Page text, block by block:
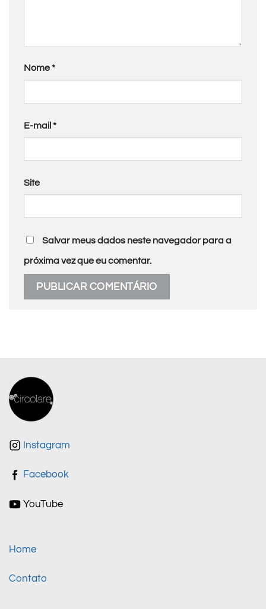
Nome*
E-mail*
Site
Salvar meus dados neste navegador para a
próxima vez que eu comentar.
Instagram
Facebook
YouTube
Home
Contato